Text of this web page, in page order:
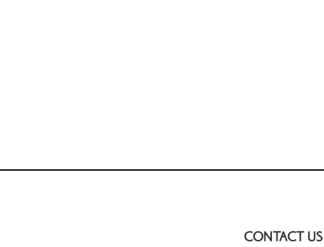
CONTACT US